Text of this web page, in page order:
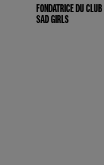
FONDATRICE DU CLUB
SAD GIRLS